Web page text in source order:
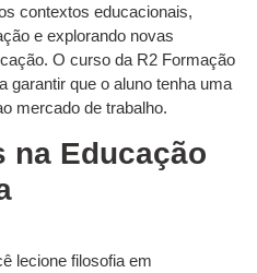
contextos educacionais,
e explorando novas
O curso da R2 Formação
garantir que o aluno tenha uma
mercado de trabalho.
na Educação
lecione filosofia em